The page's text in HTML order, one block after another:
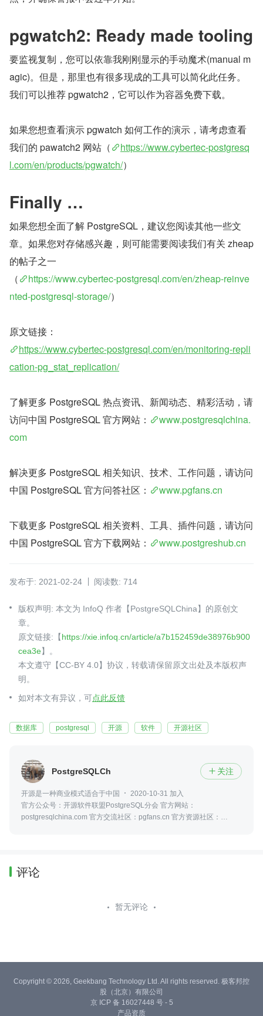
pgwatch2: Ready made tooling
要监视复制，您可以依靠我刚刚显示的手动魔术(manual m
agic)。但是，那里也有很多现成的工具可以简化此任务。
我们可以推荐 pgwatch2，它可以作为容器免费下载。
如果您想查看演示 pgwatch 如何工作的演示，请考虑查看
我们的 pawatch2 网站（
https://www.cybertec-postgresq
l.com/en/products/pgwatch/）
Finally …
如果您想全面了解 PostgreSQL，建议您阅读其他一些文
章。如果您对存储感兴趣，则可能需要阅读我们有关 zheap
的帖子之一
（
https://www.cybertec-postgresql.com/en/zheap-reinve
nted-postgresql-storage/）
原文链接：
https://www.cybertec-postgresql.com/en/monitoring-repli
cation-pg_stat_replication/
了解更多 PostgreSQL 热点资讯、新闻动态、精彩活动，请
访问中国 PostgreSQL 官方网站：
www.postgresqlchina.
com
解决更多 PostgreSQL 相关知识、技术、工作问题，请访问
中国 PostgreSQL 官方问答社区：
www.pgfans.cn
下载更多 PostgreSQL 相关资料、工具、插件问题，请访问
中国 PostgreSQL 官方下载网站：
www.postgreshub.cn
发布于: 2021-02-24 阅读数: 714
版权声明: 本文为 InfoQ 作者【PostgreSQLChina】的原创文
章。
原文链接:【https://xie.infoq.cn/article/a7b152459de38976b900
cea3e】。
本文遵守【CC-BY 4.0】协议，转载请保留原文出处及本版权声
明。
如对本文有异议，可点此反馈
数据库 postgresql 开源 软件 开源社区
PostgreSQLChina  关注
开源是一种商业模式适合于中国
2020-10-31 加入
官方公众号：开源软件联盟PostgreSQL分会 官方网站：
postgresqlchina.com 官方交流社区：pgfans.cn 官方资源社区：
评论
暂无评论
Copyright © 2026, Geekbang Technology Ltd. All rights reserved. 极客邦控
股（北京）有限公司
京 ICP 备 16027448 号 - 5
产品资质